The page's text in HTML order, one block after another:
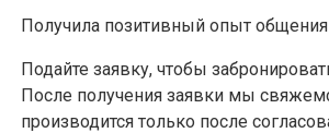
Получила позитивный опыт
Подайте заявку, чтобы
После получения заявки мы
производится только после